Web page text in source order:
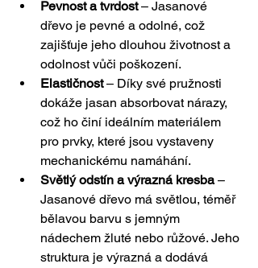
Pevnost a tvrdost – Jasanové
dřevo je pevné a odolné, což
zajišťuje jeho dlouhou životnost a
odolnost vůči poškození.
Elastičnost – Díky své pružnosti
dokáže jasan absorbovat nárazy,
což ho činí ideálním materiálem
pro prvky, které jsou vystaveny
mechanickému namáhání.
Světlý odstín a výrazná kresba –
Jasanové dřevo má světlou, téměř
bělavou barvu s jemným
nádechem žluté nebo růžové. Jeho
struktura je výrazná a dodává